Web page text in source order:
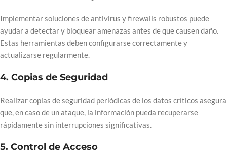
Implementar soluciones de antivirus y firewalls robustos puede
ayudar a detectar y bloquear amenazas antes de que causen daño.
Estas herramientas deben configurarse correctamente y
actualizarse regularmente.
4. Copias de Seguridad
Realizar copias de seguridad periódicas de los datos críticos asegura
que, en caso de un ataque, la información pueda recuperarse
rápidamente sin interrupciones significativas.
5. Control de Acceso